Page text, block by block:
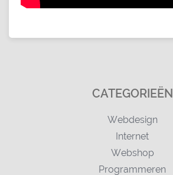
CATEGORIEËN
Webdesign
Internet
Webshop
Programmeren